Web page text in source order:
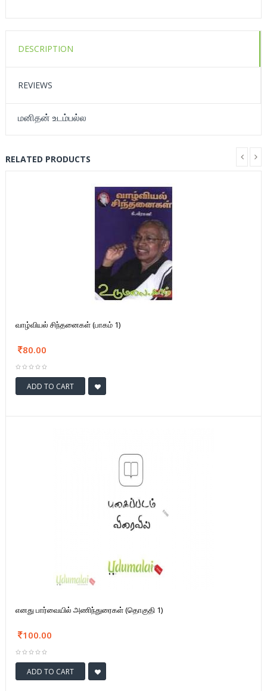
DESCRIPTION
REVIEWS
மனிதன் உடம்பல்ல
RELATED PRODUCTS
வாழ்வியல் சிந்தனைகள் (பாகம் 1)
80.00
ADD TO CART
எனது பார்வையில் அணிந்துரைகள் (தொகுதி 1)
100.00
ADD TO CART